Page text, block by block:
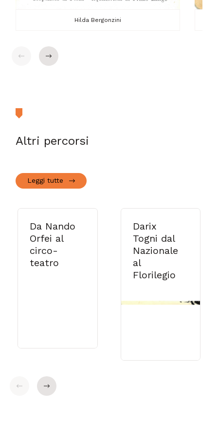
Hilda Bergonzini
$t('general.indietro')
$t('general.avanti')
Altri percorsi
Leggi tutte
Da Nando
Orfei al
circo-
teatro
Darix
Togni dal
Nazionale
al
Florilegio
Indietro Avanti